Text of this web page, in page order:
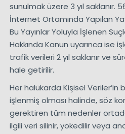
sunulmak üzere 3 yıl saklanır.
İnternet Ortamında Yapılan
Bu Yayınlar Yoluyla İşlenen
Hakkında Kanun uyarınca ise
trafik verileri 2 yıl saklanır ve
hale getirilir.
Her halükarda Kişisel
işlenmiş olması halinde, söz
gerektiren tüm nedenler
ilgili veri silinir, yokedilir veya